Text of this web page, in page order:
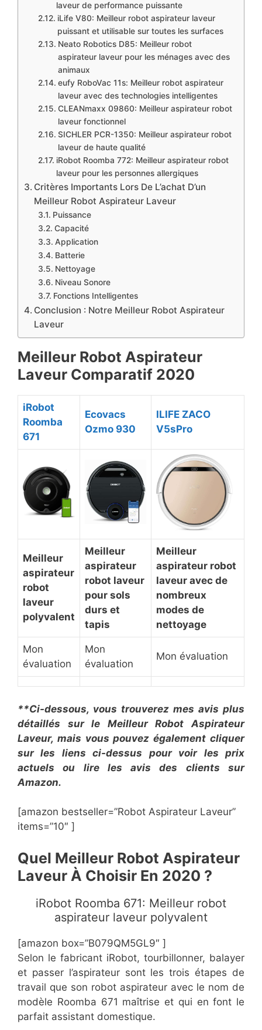
laveur de performance puissante
iLife V80: Meilleur robot aspirateur laveur
puissant et utilisable sur toutes les surfaces
Neato Robotics D85: Meilleur robot
aspirateur laveur pour les ménages avec des
animaux
eufy RoboVac 11s: Meilleur robot aspirateur
laveur avec des technologies intelligentes
CLEANmaxx 09860: Meilleur aspirateur robot
laveur fonctionnel
SICHLER PCR-1350: Meilleur aspirateur robot
laveur de haute qualité
iRobot Roomba 772: Meilleur aspirateur robot
laveur pour les personnes allergiques
​Critères Importants Lors De L’achat D’un
Meilleur Robot Aspirateur Laveur
Puissance
Capacité
Application
Batterie
Nettoyage
Niveau Sonore
Fonctions Intelligentes
Conclusion : Notre Meilleur Robot Aspirateur
Laveur
Meilleur Robot Aspirateur
Laveur Comparatif 2020
iRobot
Roomba
671
Ecovacs
Ozmo 930
ILIFE ZACO
V5sPro
Meilleur
aspirateur
robot
laveur
polyvalent
Meilleur
aspirateur
robot laveur
pour sols
durs et
tapis
Meilleur
aspirateur robot
laveur avec de
nombreux
modes de
nettoyage
Mon
évaluation
Mon
évaluation
Mon évaluation
**Ci-dessous, vous trouverez mes avis plus
détaillés sur le Meilleur Robot Aspirateur
Laveur, mais vous pouvez également cliquer
sur les liens ci-dessus pour voir les prix
actuels ou lire les avis des clients sur
Amazon.
[amazon bestseller=”Robot Aspirateur Laveur”
items=”10″ ]
​Quel Meilleur Robot Aspirateur
Laveur À Choisir En 2020 ?
iRobot Roomba 671: Meilleur robot
aspirateur laveur polyvalent
[amazon box=”B079QM5GL9″ ]
Selon le fabricant iRobot, tourbillonner, balayer
et passer l’aspirateur sont les trois étapes de
travail que son robot aspirateur avec le nom de
modèle Roomba 671 maîtrise et qui en font le
parfait assistant domestique.